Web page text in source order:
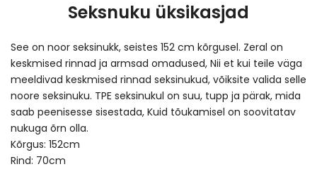
Seksnuku üksikasjad
See on noor seksinukk, seistes 152 cm kõrgusel. Zeral on
keskmised rinnad ja armsad omadused, Nii et kui teile väga
meeldivad keskmised rinnad seksinukud, võiksite valida selle
noore seksinuku. TPE seksinukul on suu, tupp ja pärak, mida
saab peenisesse sisestada, Kuid tõukamisel on soovitatav
nukuga õrn olla.
Kõrgus: 152cm
Rind: 70cm